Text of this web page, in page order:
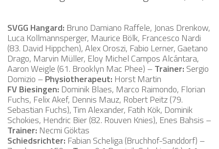
SVGG Hangard: Bruno Damiano Raffele, Jonas Drenkow,
Luca Kollmannsperger, Maurice Bölk, Francesco Nardi
(83. David Hippchen), Alex Oroszi, Fabio Lerner, Gaetano
Drago, Marvin Müller, Eloy Michel Campos Alcántara,
Aaron Weigle (61. Brooklyn Mac Phee) –Trainer: Sergio
Domizio –Physiotherapeut: Horst Martin
FV Biesingen: Dominik Blaes, Marco Raimondo, Florian
Fuchs, Felix Akef, Dennis Mauz, Robert Peitz (79.
Sebastian Fuchs), Tim Alexander, Fatih Kök, Dominik
Schokies, Hendric Bier (82. Rouven Knies), Enes Bahsis –
Trainer: Necmi Göktas
Schiedsrichter: Fabian Scheliga (Bruchhof-Sanddorf) –